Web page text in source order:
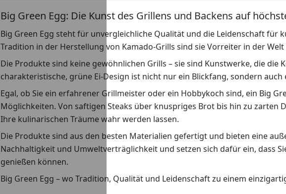
Big Green Egg: Die Kunst des Grillens und Backens auf
Big Green Egg steht für unvergleichliche Qualität und die Leidenschaft für
Tradition in der Herstellung von Kamado-Grills sind sie Vorreiter in der
Die Produkte sind keine gewöhnlichen Grills – sie sind Kunstwerke, die die
charakteristische, grüne Ei-Design ist nicht nur ein Blickfang, sondern
Egal, ob Sie ein erfahrener Grillmeister oder ein Hobbykoch sind, ein Big
Möglichkeiten. Von saftigen Steaks über knuspriges Brot bis hin zu zarten
Ihre kulinarischen Träume wahr werden lassen.
Die Produkte sind aus den besten Materialien gefertigt und bieten eine
Nachhaltigkeit und Umweltverträglichkeit und setzen sich dafür ein, dass
genießen können.
Big Green Egg – wo Tradition, Qualität und Leidenschaft zu einem